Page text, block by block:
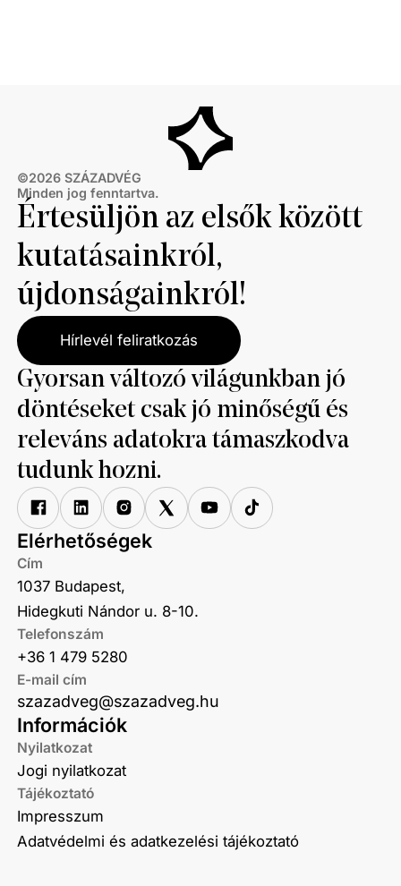
©2026 SZÁZADVÉG
Minden jog fenntartva.
Értesüljön az elsők között
kutatásainkról,
újdonságainkról!
Hírlevél feliratkozás
Gyorsan változó világunkban jó
döntéseket csak jó minőségű és
releváns adatokra támaszkodva
tudunk hozni.
Információk
Nyilatkozat
Jogi nyilatkozat
Tájékoztató
Impresszum
Adatvédelmi és adatkezelési tájékoztató
Elérhetőségek
Cím
1037 Budapest,
Hidegkuti Nándor u. 8-10.
Telefonszám
+36 1 479 5280
E-mail cím
szazadveg@szazadveg.hu